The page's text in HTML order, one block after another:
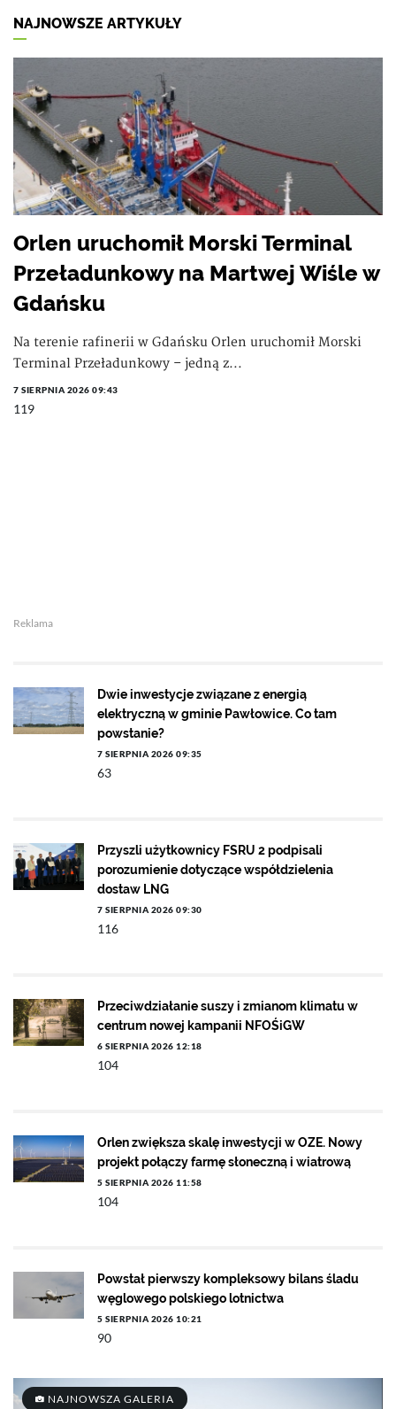
NAJNOWSZE ARTYKUŁY
Orlen uruchomił Morski Terminal
Przeładunkowy na Martwej Wiśle w
Gdańsku
Na terenie rafinerii w Gdańsku Orlen uruchomił Morski
Terminal Przeładunkowy – jedną z...
7 SIERPNIA 2026 09:43
119
Reklama
Dwie inwestycje związane z energią
elektryczną w gminie Pawłowice. Co tam
powstanie?
7 SIERPNIA 2026 09:35
63
Przyszli użytkownicy FSRU 2 podpisali
porozumienie dotyczące współdzielenia
dostaw LNG
7 SIERPNIA 2026 09:30
116
Przeciwdziałanie suszy i zmianom klimatu w
centrum nowej kampanii NFOŚiGW
6 SIERPNIA 2026 12:18
104
Orlen zwiększa skalę inwestycji w OZE. Nowy
projekt połączy farmę słoneczną i wiatrową
5 SIERPNIA 2026 11:58
104
Powstał pierwszy kompleksowy bilans śladu
węglowego polskiego lotnictwa
5 SIERPNIA 2026 10:21
90
NAJNOWSZA GALERIA